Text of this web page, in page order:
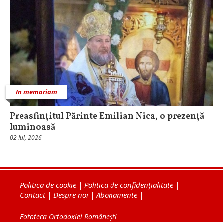
In memoriam
Preasfințitul Părinte Emilian Nica, o prezență
luminoasă
02 Iul, 2026
Politica de cookie | Politica de confidențialitate |
Contact| Despre noi |Abonamente |
Fototeca Ortodoxiei Românești